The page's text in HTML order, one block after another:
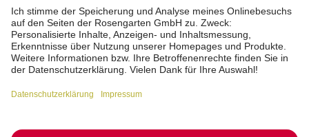
Impressum Datenschutz
Stiftung
Interne Meldestelle
Zahlungsmittel
Barrierefreiheitserklärung
Vertrag widerrufen